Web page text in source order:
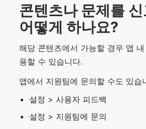
콘텐츠나 문제를
어떻게 하나요?
해당 콘텐츠에서 가능할 경우 앱
용할 수 있습니다.
앱에서 지원팀에 문의할 수도 있습
설정 > 사용자 피드백
설정 > 지원팀에 문의